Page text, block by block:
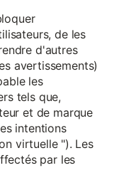
de les
d'autres
avertissements)
les
tels que,
et de marque
intentions
virtuelle "). Les
par les